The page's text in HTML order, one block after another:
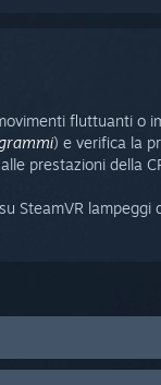
fluttuanti o
) e verifica la
prestazioni della
SteamVR